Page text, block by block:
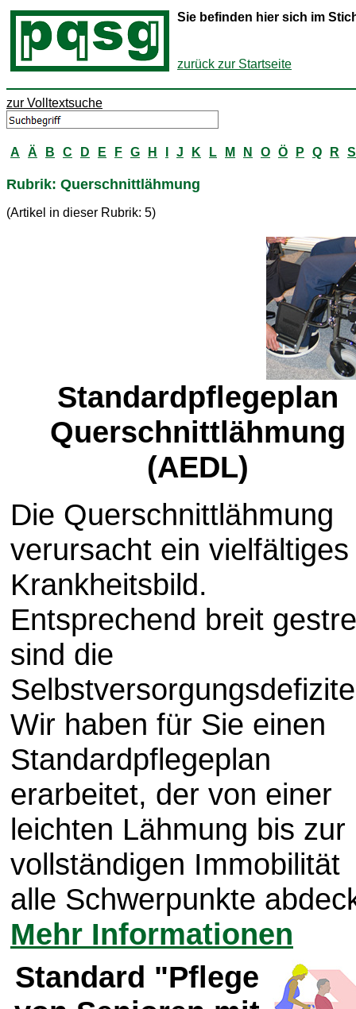
Sie befinden hier sich im
zurück zur Startseite
zur Volltextsuche
A Ä B C D E F G H J K L M N O Ö P Q R S
Rubrik: Querschnittlähmung
(Artikel in dieser Rubrik: 5)
Standardpflegeplan
Querschnittlähmung
(AEDL)
Die Querschnittlähmung
verursacht ein vielfältiges
Krankheitsbild.
Entsprechend breit
sind die
Wir haben für Sie einen
Standardpflegeplan
erarbeitet, der von einer
leichten Lähmung bis zur
vollständigen Immobilität
alle Schwerpunkte
Mehr Informationen
Standard "Pflege